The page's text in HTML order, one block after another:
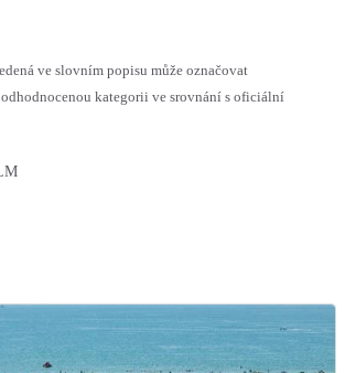
ve slovním popisu může označovat
kategorii ve srovnání s oficiální